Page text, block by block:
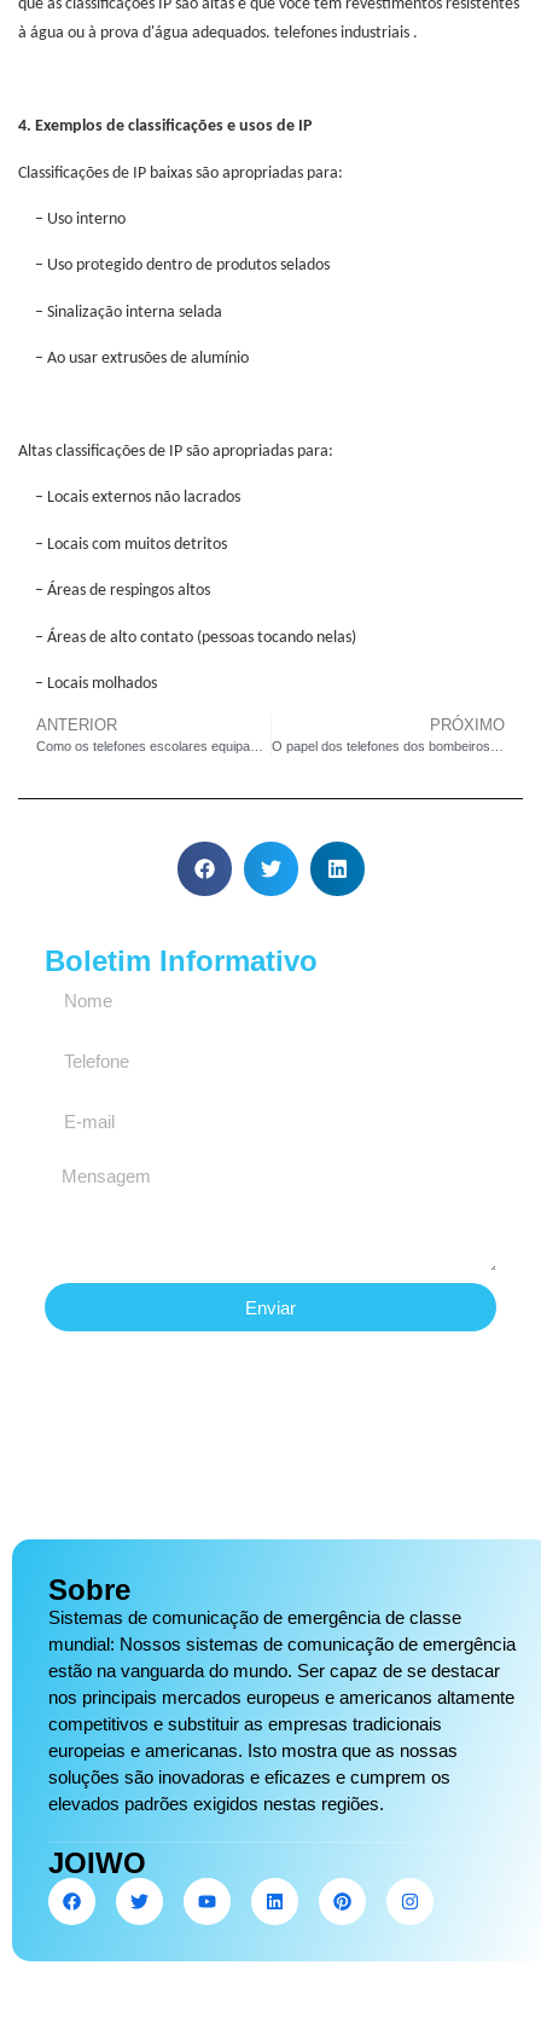
que as classificações IP são altas e que você tem revestimentos resistentes
à água ou à prova d'água adequados. telefones industriais .
4. Exemplos de classificações e usos de IP
Classificações de IP baixas são apropriadas para:
– Uso interno
– Uso protegido dentro de produtos selados
– Sinalização interna selada
– Ao usar extrusões de alumínio
Altas classificações de IP são apropriadas para:
– Locais externos não lacrados
– Locais com muitos detritos
– Áreas de respingos altos
– Áreas de alto contato (pessoas tocando nelas)
– Locais molhados
ANTERIOR PRÓXIMO
Boletim Informativo
Enviar
Sobre
Sistemas de comunicação de emergência de classe
mundial: Nossos sistemas de comunicação de emergência
estão na vanguarda do mundo. Ser capaz de se destacar
nos principais mercados europeus e americanos altamente
competitivos e substituir as empresas tradicionais
europeias e americanas. Isto mostra que as nossas
soluções são inovadoras e eficazes e cumprem os
elevados padrões exigidos nestas regiões.
JOIWO